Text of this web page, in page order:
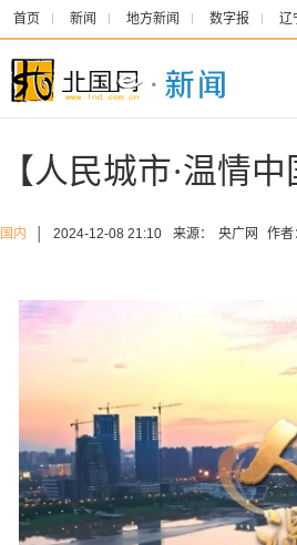
首页 新闻 地方新闻 数字报 辽
【人民城市·温情
国内 2024-12-08 21:10 来源： 央广网 作者